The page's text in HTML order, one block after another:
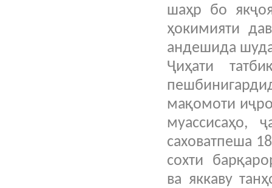
шаҳр бо
ҳокимияти
андешида
Ҷиҳати
мақомоти
муассисаҳо,
саховатпеша
сохти
ва яккаву